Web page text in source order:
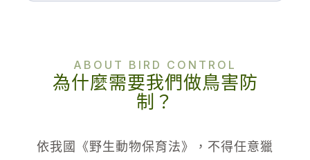
ABOUT BIRD CONTROL
為什麼需要我們做鳥害防
制？
依我國《野生動物保育法》，不得任意獵